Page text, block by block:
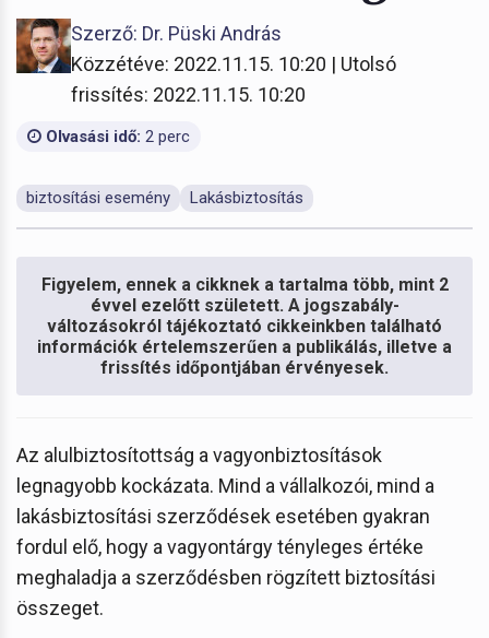
Szerző: Dr. Püski András
Közzétéve: 2022.11.15. 10:20 | Utolsó
frissítés: 2022.11.15. 10:20
Olvasási idő: 2 perc
biztosítási esemény Lakásbiztosítás
Figyelem, ennek a cikknek a tartalma több, mint 2
évvel ezelőtt született. A jogszabály-
változásokról tájékoztató cikkeinkben található
információk értelemszerűen a publikálás, illetve a
frissítés időpontjában érvényesek.
Az alulbiztosítottság a vagyonbiztosítások
legnagyobb kockázata. Mind a vállalkozói, mind a
lakásbiztosítási szerződések esetében gyakran
fordul elő, hogy a vagyontárgy tényleges értéke
meghaladja a szerződésben rögzített biztosítási
összeget.